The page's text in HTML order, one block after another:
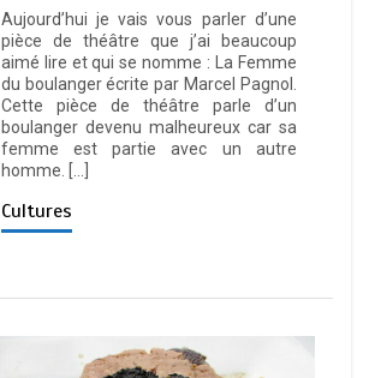
Aujourd’hui je vais vous parler d’une
pièce de théâtre que j’ai beaucoup
aimé lire et qui se nomme : La Femme
du boulanger écrite par Marcel Pagnol.
Cette pièce de théâtre parle d’un
boulanger devenu malheureux car sa
femme est partie avec un autre
homme. […]
Cultures